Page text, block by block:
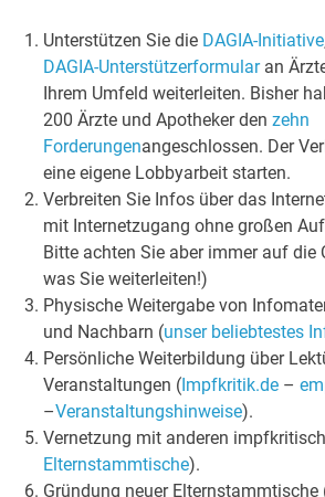
Unterstützen Sie die DAGIA-Initiative
DAGIA-Unterstützerformular an
Ihrem Umfeld weiterleiten. Bisher
200 Ärzte und Apotheker denzehn
Forderungenangeschlossen. Der
eine eigene Lobbyarbeit starten.
Verbreiten Sie Infos über das
mit Internetzugang ohne großen
Bitte achten Sie aber immer auf die
was Sie weiterleiten!)
Physische Weitergabe von
und Nachbarn (unser beliebtestes
Persönliche Weiterbildung über
Veranstaltungen ( Impfkritik.de –
–Veranstaltungshinweise).
Vernetzung mit anderen
Elternstammtische).
Gründung neuer Elternstammtische